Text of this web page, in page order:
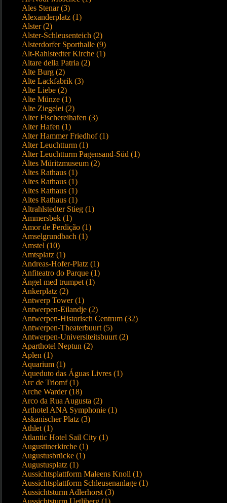
Ales Stenar (3)
Alexanderplatz (1)
Alster (2)
Alster-Schleusenteich (2)
Alsterdorfer Sporthalle (9)
Alt-Rahlstedter Kirche (1)
Altare della Patria (2)
Alte Burg (2)
Alte Lackfabrik (3)
Alte Liebe (2)
Alte Münze (1)
Alte Ziegelei (2)
Alter Fischereihafen (3)
Alter Hafen (1)
Alter Hammer Friedhof (1)
Alter Leuchtturm (1)
Alter Leuchtturm Pagensand-Süd (1)
Altes Müritzmuseum (2)
Altes Rathaus (1)
Altes Rathaus (1)
Altes Rathaus (1)
Altes Rathaus (1)
Altrahlstedter Stieg (1)
Ammersbek (1)
Amor de Perdição (1)
Amselgrundbach (1)
Amstel (10)
Amtsplatz (1)
Andreas-Hofer-Platz (1)
Anfiteatro do Parque (1)
Ängel med trumpet (1)
Ankerplatz (2)
Antwerp Tower (1)
Antwerpen-Eilandje (2)
Antwerpen-Historisch Centrum (32)
Antwerpen-Theaterbuurt (5)
Antwerpen-Universiteitsbuurt (2)
Aparthotel Neptun (2)
Aplen (1)
Aquarium (1)
Aqueduto das Águas Livres (1)
Arc de Triomf (1)
Arche Warder (18)
Arco da Rua Augusta (2)
Arthotel ANA Symphonie (1)
Askanischer Platz (3)
Athlet (1)
Atlantic Hotel Sail City (1)
Augustinerkirche (1)
Augustusbrücke (1)
Augustusplatz (1)
Aussichtsplattform Maleens Knoll (1)
Aussichtsplattform Schleusenanlage (1)
Aussichtsturm Adlerhorst (3)
Aussichtsturm Uetliberg (1)